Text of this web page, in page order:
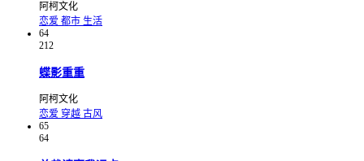
阿柯文化
恋爱 都市 生活
64
212
蝶影重重
阿柯文化
恋爱 穿越 古风
65
64